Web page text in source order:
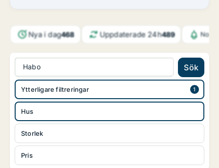
Nya i dag468 Uppdaterade 24h489
Habo Sök
Hus
Storlek
Pris
Ytterligare filtreringar